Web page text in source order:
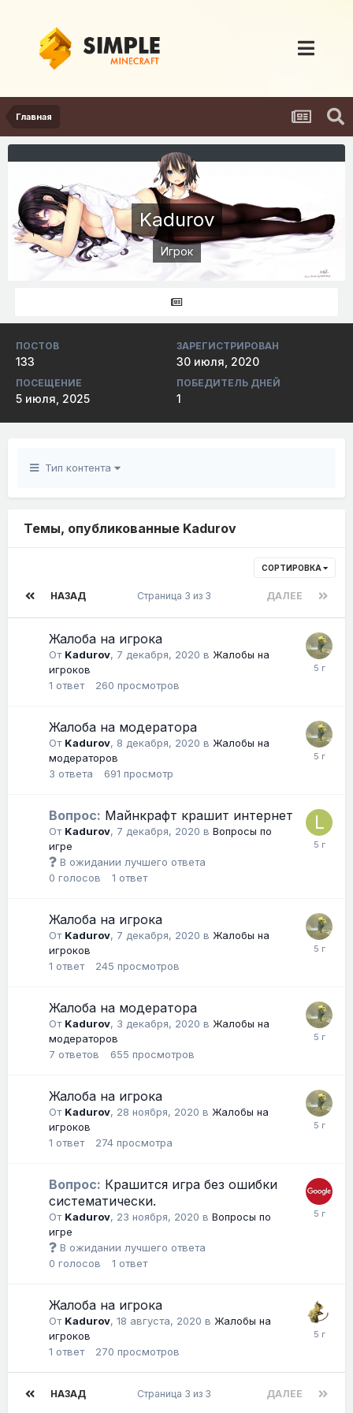
Главная
Kadurov
Игрок
ПОСТОВ
133
ЗАРЕГИСТРИРОВАН
30 июля, 2020
ПОСЕЩЕНИЕ
5 июля, 2025
ПОБЕДИТЕЛЬ ДНЕЙ
1
Тип контента
Темы, опубликованные Kadurov
СОРТИРОВКА
НАЗАД ДАЛЕЕ
Страница 3 из 3
Жалоба на игрока
От Kadurov, 7 декабря, 2020 в Жалобы на
игроков
1 ответ 260 просмотров
Жалоба на модератора
От Kadurov, 8 декабря, 2020 в Жалобы на
модераторов
3 ответа 691 просмотр
Вопрос: Майнкрафт крашит интернет
От Kadurov, 7 декабря, 2020 в Вопросы по
игре
В ожидании лучшего ответа
0 голосов 1 ответ
Жалоба на игрока
От Kadurov, 7 декабря, 2020 в Жалобы на
игроков
1 ответ 245 просмотров
Жалоба на модератора
От Kadurov, 3 декабря, 2020 в Жалобы на
модераторов
7 ответов 655 просмотров
Жалоба на игрока
От Kadurov, 28 ноября, 2020 в Жалобы на
игроков
1 ответ 274 просмотра
Вопрос: Крашится игра без ошибки
систематически.
От Kadurov, 23 ноября, 2020 в Вопросы по
игре
В ожидании лучшего ответа
0 голосов 1 ответ
Жалоба на игрока
От Kadurov, 18 августа, 2020 в Жалобы на
игроков
1 ответ 270 просмотров
НАЗАД ДАЛЕЕ
Страница 3 из 3